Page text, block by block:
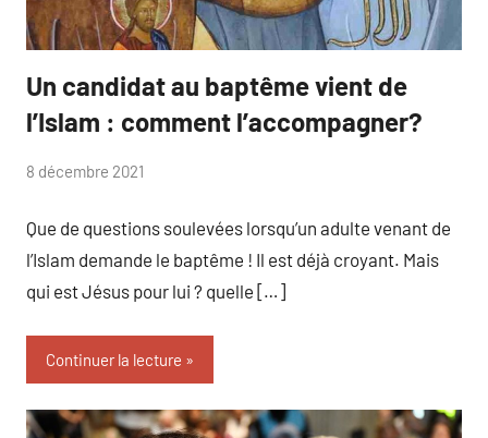
catéchuménat
Un candidat au baptême vient de
l’Islam : comment l’accompagner?
par
Maissin
8 décembre 2021
Que de questions soulevées lorsqu’un adulte venant de
l’Islam demande le baptême ! Il est déjà croyant. Mais
qui est Jésus pour lui ? quelle […]
Continuer la lecture